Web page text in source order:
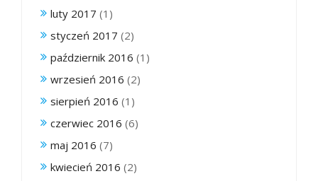
luty 2017 (1)
styczeń 2017 (2)
październik 2016 (1)
wrzesień 2016 (2)
sierpień 2016 (1)
czerwiec 2016 (6)
maj 2016 (7)
kwiecień 2016 (2)